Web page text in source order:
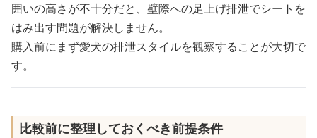
囲いの高さが不十分だと、壁際への足上げ排泄でシートを
はみ出す問題が解決しません。
購入前にまず愛犬の排泄スタイルを観察することが大切で
す。
比較前に整理しておくべき前提条件